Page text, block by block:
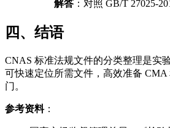
解答 ：对照 GB/T 27025-
四、结语
CNAS 标准法规文件的分类整理是实
可快速定位所需文件，高效准备
门。
参考资料：